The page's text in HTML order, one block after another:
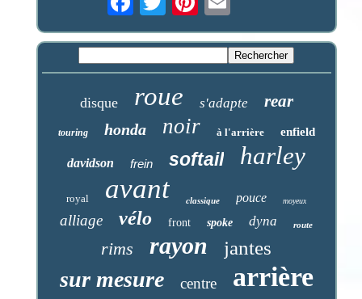
disque roue s'adapte rear
touring honda noir à l'arrière enfield
davidson frein softail harley
royal avant classique pouce moyeux
alliage vélo front spoke dyna route
rims rayon jantes
sur mesure centre arrière